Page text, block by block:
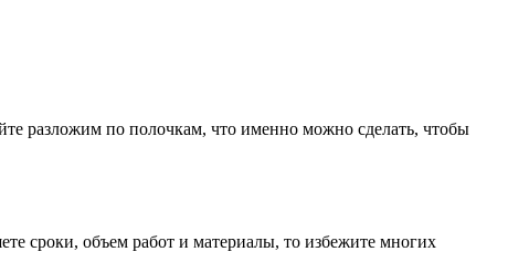
разложим по полочкам, что именно можно сделать, чтобы
сроки, объем работ и материалы, то избежите многих